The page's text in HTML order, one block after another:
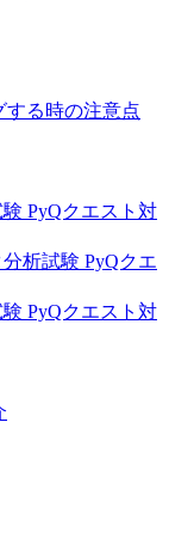
する時の注意点
PyQクエスト対
析試験 PyQクエ
PyQクエスト対